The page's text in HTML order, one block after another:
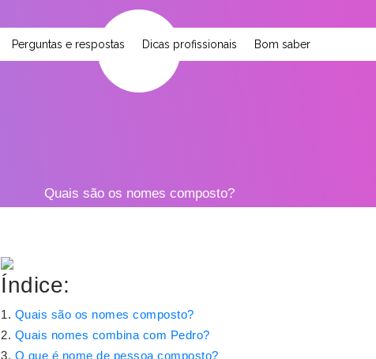
Perguntas e respostas Dicas profissionais Bom saber
Quais são os nomes composto?
Índice:
Quais são os nomes composto?
Quais nomes combina com Pedro?
O que é nome de pessoa composto?